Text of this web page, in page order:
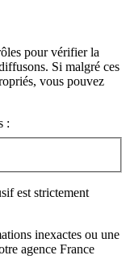
pour vérifier la
Si malgré ces
vous pouvez
:
est strictement
inexactes ou une
agence France